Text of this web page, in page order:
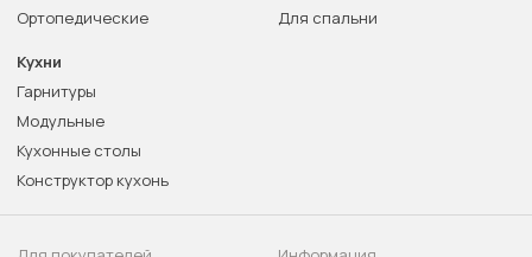
Ортопедические
Для спальни
Кухни
Гарнитуры
Модульные
Кухонные столы
Конструктор кухонь